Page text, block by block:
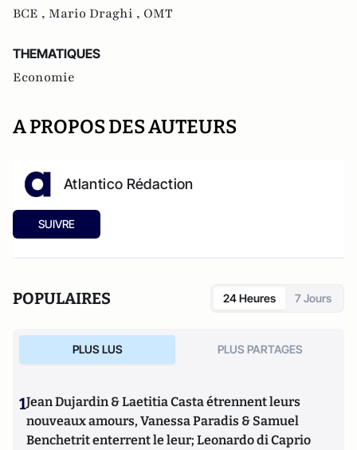
BCE , Mario Draghi , OMT
THEMATIQUES
Economie
A PROPOS DES AUTEURS
Atlantico Rédaction
SUIVRE
POPULAIRES 24 Heures 7 Jours
PLUS LUS PLUS PARTAGES
1Jean Dujardin & Laetitia Casta étrennent leurs
nouveaux amours, Vanessa Paradis & Samuel
Benchetrit enterrent le leur; Leonardo di Caprio